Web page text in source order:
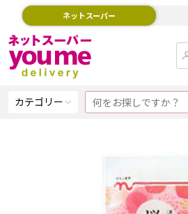
ネットスーパー
カテゴリー